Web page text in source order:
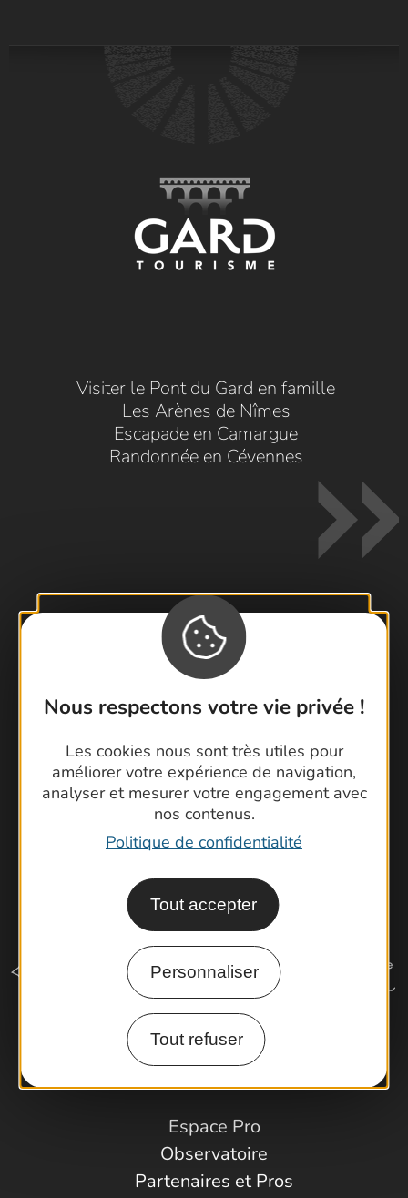
Nous respectons votre vie privée !
Les cookies nous sont très utiles pour
améliorer votre expérience de navigation,
analyser et mesurer votre engagement avec
nos contenus.
Politique de confidentialité
Tout accepter
Personnaliser
Tout refuser
Visiter le Pont du Gard en famille
Les Arènes de Nîmes
Escapade en Camargue
Randonnée en Cévennes
Contactez-nous !
Foire aux questions
Brochures
Latitude Gard
Comment venir ?
Espace Pro
Observatoire
Partenaires et Pros